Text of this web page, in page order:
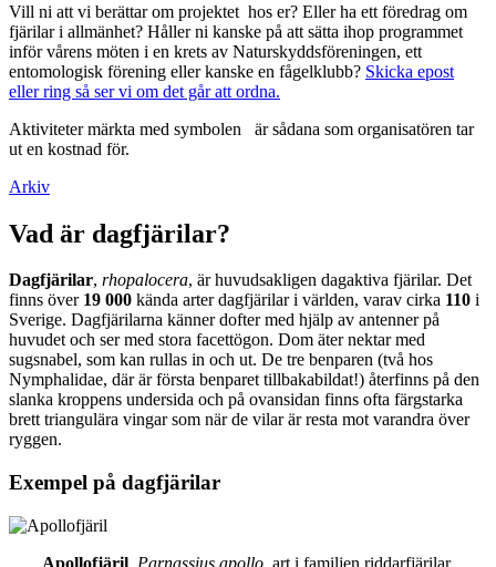
Vill ni att vi berättar om projektet hos er? Eller ha ett föredrag om
fjärilar i allmänhet? Håller ni kanske på att sätta ihop programmet
inför vårens möten i en krets av Naturskyddsföreningen, ett
entomologisk förening eller kanske en fågelklubb? Skicka epost
eller ring så ser vi om det går att ordna.
Aktiviteter märkta med symbolen
är sådana som organisatören tar
ut en kostnad för.
Arkiv
Vad är dagfjärilar?
Dagfjärilar, rhopalocera, är huvudsakligen dagaktiva fjärilar. Det
finns över 19 000 kända arter dagfjärilar i världen, varav cirka 110 i
Sverige. Dagfjärilarna känner dofter med hjälp av antenner på
huvudet och ser med stora facettögon. Dom äter nektar med
sugsnabel, som kan rullas in och ut. De tre benparen (två hos
Nymphalidae, där är första benparet tillbakabildat!) återfinns på den
slanka kroppens undersida och på ovansidan finns ofta färgstarka
brett triangulära vingar som när de vilar är resta mot varandra över
ryggen.
Exempel på dagfjärilar
Apollofjäril, Parnassius apollo, art i familjen riddarfjärilar.